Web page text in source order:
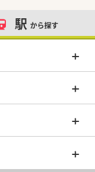
駅 から探す